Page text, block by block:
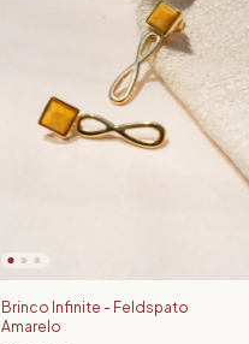
Brinco Infinite - Feldspato
Amarelo